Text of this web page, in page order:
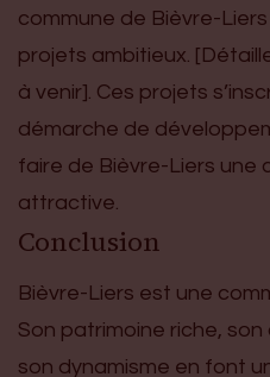
commune de Bièvre-
projets ambitieux.
à venir]. Ces projets
démarche de
faire de Bièvre-Liers une
attractive.
Conclusion
Bièvre-Liers est une
Son patrimoine riche,
son dynamisme en font